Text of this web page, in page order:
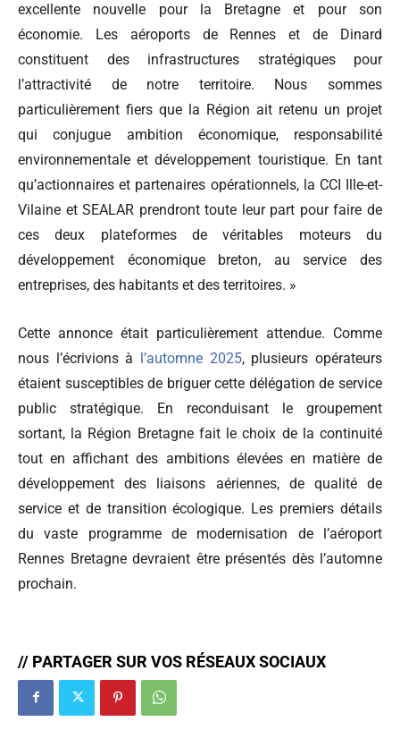
excellente nouvelle pour la Bretagne et pour son
économie. Les aéroports de Rennes et de Dinard
constituent des infrastructures stratégiques pour
l’attractivité de notre territoire. Nous sommes
particulièrement fiers que la Région ait retenu un projet
qui conjugue ambition économique, responsabilité
environnementale et développement touristique. En tant
qu’actionnaires et partenaires opérationnels, la CCI Ille-et-
Vilaine et SEALAR prendront toute leur part pour faire de
ces deux plateformes de véritables moteurs du
développement économique breton, au service des
entreprises, des habitants et des territoires. »
Cette annonce était particulièrement attendue. Comme
nous l’écrivions à l’automne 2025, plusieurs opérateurs
étaient susceptibles de briguer cette délégation de service
public stratégique. En reconduisant le groupement
sortant, la Région Bretagne fait le choix de la continuité
tout en affichant des ambitions élevées en matière de
développement des liaisons aériennes, de qualité de
service et de transition écologique. Les premiers détails
du vaste programme de modernisation de l’aéroport
Rennes Bretagne devraient être présentés dès l’automne
prochain.
// PARTAGER SUR VOS RÉSEAUX SOCIAUX